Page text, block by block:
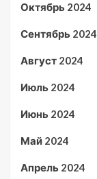
Октябрь 2024
Сентябрь 2024
Август 2024
Июль 2024
Июнь 2024
Май 2024
Апрель 2024